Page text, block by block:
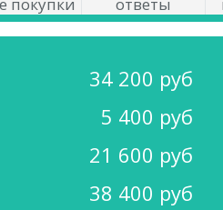
34 200 руб
5 400 руб
21 600 руб
38 400 руб